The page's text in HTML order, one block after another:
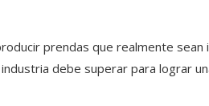
prendas que realmente sean
debe superar para lograr